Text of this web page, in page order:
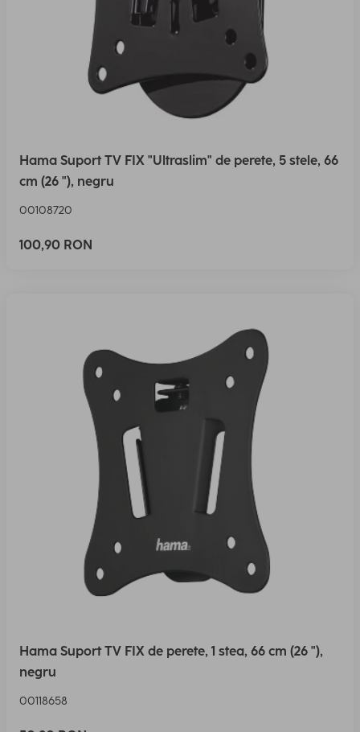
Hama Suport TV FIX "Ultraslim" de perete, 5 stele, 66
cm (26 "), negru
00108720
100,90 RON
Hama Suport TV FIX de perete, 1 stea, 66 cm (26 "),
negru
00118658